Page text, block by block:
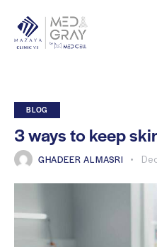
BLOG
3 ways to keep
GHADEER ALMASRI